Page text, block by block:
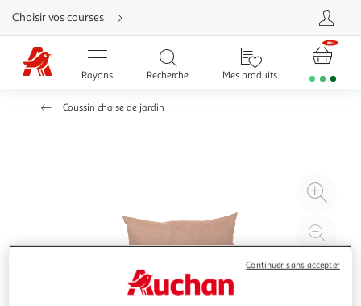
Aller
directement
au
contenu
Aller
directement
Aller
Choisir vos courses
Rayons Recherche Mes produits
Coussin chaise de jardin
à
Continuer sans accepter